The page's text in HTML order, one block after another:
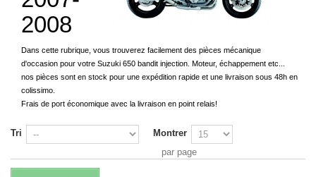
2008
Dans cette rubrique, vous trouverez facilement des pièces mécanique
d'occasion pour votre Suzuki 650 bandit injection. Moteur, échappement etc...
nos pièces sont en stock pour une expédition rapide et une livraison sous 48h en
colissimo.
Frais de port économique avec la livraison en point relais!
Tri
Montrer
par page